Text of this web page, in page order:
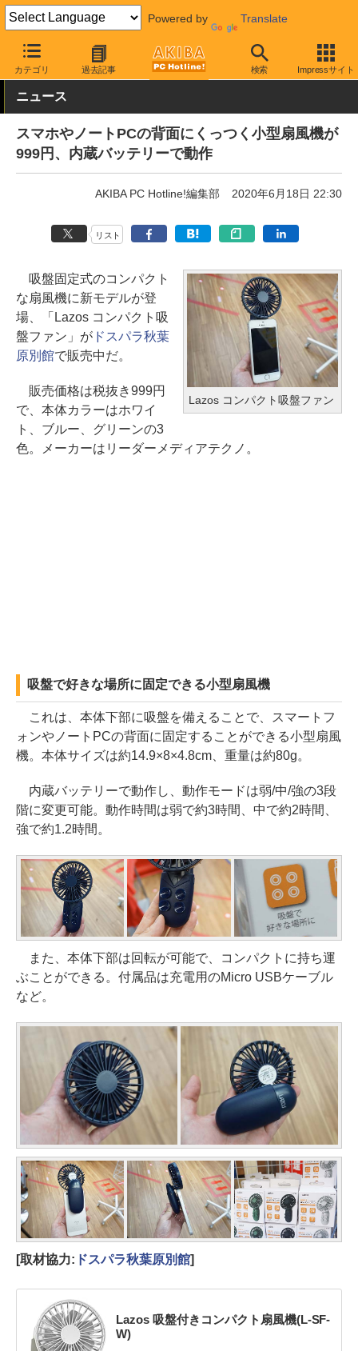
Powered by Translate
カテゴリ 過去記事 検索 Impressサイト
AKIBA PC Hotline! モバイル スマホアクセサリ その他
ニュース
スマホやノートPCの背面にくっつく小型扇風機が
999円、内蔵バッテリーで動作
AKIBA PC Hotline!編集部 2020年6月18日 22:30
リスト
Lazos コンパクト吸盤ファン
吸盤固定式のコンパクト
な扇風機に新モデルが登
場、「Lazos コンパクト吸
盤ファン」がドスパラ秋葉
原別館で販売中だ。
販売価格は税抜き999円
で、本体カラーはホワイ
ト、ブルー、グリーンの3
色。メーカーはリーダーメディアテクノ。
吸盤で好きな場所に固定できる小型扇風機
これは、本体下部に吸盤を備えることで、スマートフ
ォンやノートPCの背面に固定することができる小型扇風
機。本体サイズは約14.9×8×4.8cm、重量は約80g。
内蔵バッテリーで動作し、動作モードは弱/中/強の3段
階に変更可能。動作時間は弱で約3時間、中で約2時間、
強で約1.2時間。
また、本体下部は回転が可能で、コンパクトに持ち運
ぶことができる。付属品は充電用のMicro USBケーブル
など。
[取材協力: ドスパラ秋葉原別館]
Lazos 吸盤付きコンパクト扇風機(L-SF-
W)